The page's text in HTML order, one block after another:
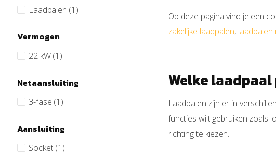
Laadpalen (1)
Vermogen
22 kW (1)
Netaansluiting
3-fase (1)
Aansluiting
Socket (1)
Op deze pagina vind je een
zakelijke laadpalen, laadpalen
Welke
Laadpalen zijn er in
functies wilt gebruiken zoals
richting te kiezen.